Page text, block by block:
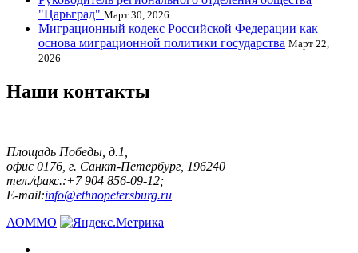
"Царьград" Март 30, 2026
Миграционный кодекс Российской Федерации как
основа миграционной политики государства Март 22,
2026
Наши контакты
Площадь Победы, д.1,
офис 0176, г. Санкт-Петербург, 196240
тел./факс.:+7 904 856-09-12;
E-mail:info@ethnopetersburg.ru
АОММО